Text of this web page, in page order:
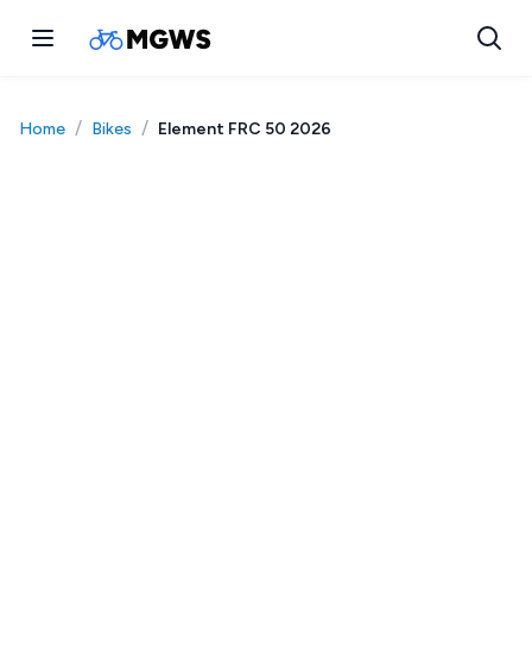
Home / Bikes / Element FRC 50 2026